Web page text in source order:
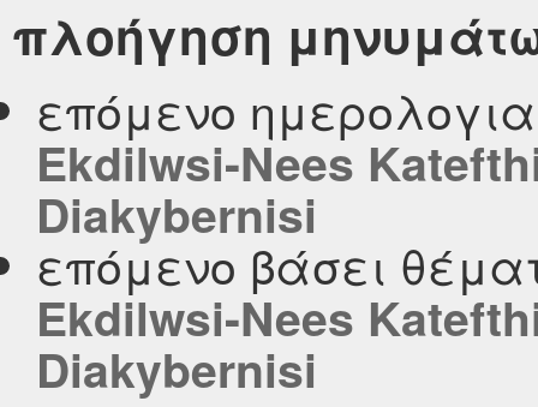
πλοήγηση
επόμενο
Ekdilwsi-Nees
Diakybernisi
επόμενο βάσει
Ekdilwsi-Nees
Diakybernisi